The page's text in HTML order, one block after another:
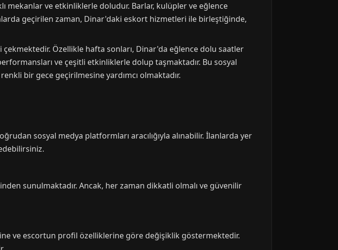
mekanlar ve etkinliklerle doludur. Barlar, kulüpler ve eğlence
geçirilen zaman, Dinar'daki eskort hizmetleri ile birleştiğinde,
Özellikle hafta sonları, Dinar'da eğlence dolu saatler
ve çeşitli etkinliklerle dolup taşmaktadır. Bu sosyal
bir gece geçirilmesine yardımcı olmaktadır.
sosyal medya platformları aracılığıyla alınabilir. İlanlarda yer
sunulmaktadır. Ancak, her zaman dikkatli olmalı ve güvenilir
ve escortun profil özelliklerine göre değişiklik göstermektedir.